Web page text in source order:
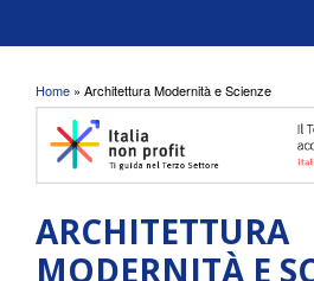
Tu sei qui
Home » Architettura Modernità e Scienze
ARCHITETTURA
MODERNITÀ E